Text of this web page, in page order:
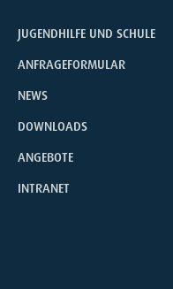
JUGENDHILFE UND SCHULE
ANFRAGEFORMULAR
NEWS
DOWNLOADS
ANGEBOTE
INTRANET